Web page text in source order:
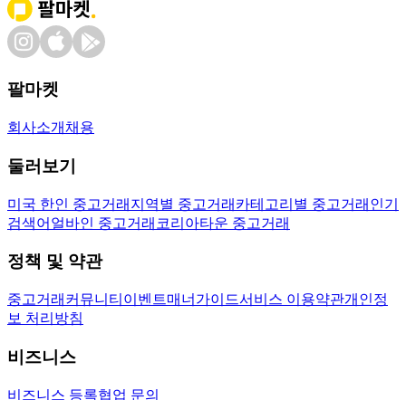
팔마켓
회사소개 채용
둘러보기
미국 한인 중고거래 지역별 중고거래 카테고리별 중고거래 인기
검색어 얼바인 중고거래 코리아타운 중고거래
정책 및 약관
중고거래 커뮤니티 이벤트매너가이드서비스 이용약관개인정
보 처리방침
비즈니스
비즈니스 등록협업 문의